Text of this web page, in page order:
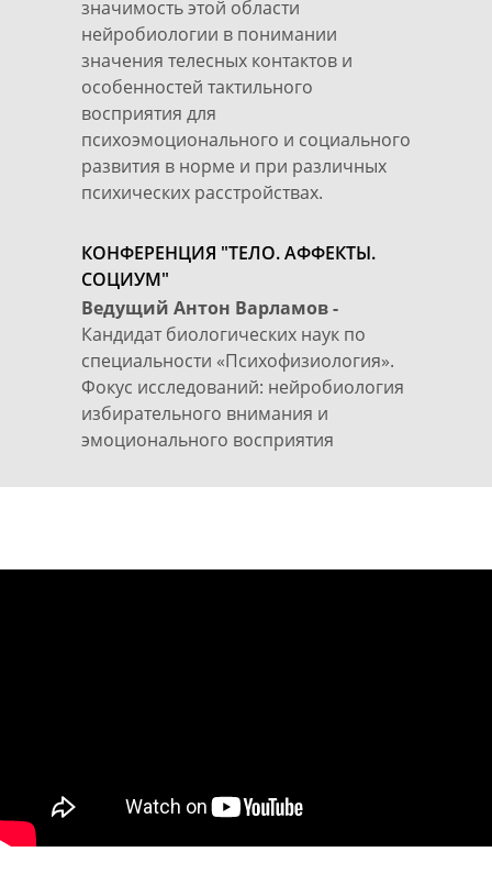
Ведущий Антон Варламов -
Кандидат биологических наук по
специальности «Психофизиология».
Фокус исследований: нейробиология
избирательного внимания и
эмоционального восприятия
КОНФЕРЕНЦИЯ "ТЕЛО. АФФЕКТЫ.
СОЦИУМ"
значимость этой области
нейробиологии в понимании
значения телесных контактов и
особенностей тактильного
восприятия для
психоэмоционального и социального
развития в норме и при различных
психических расстройствах.